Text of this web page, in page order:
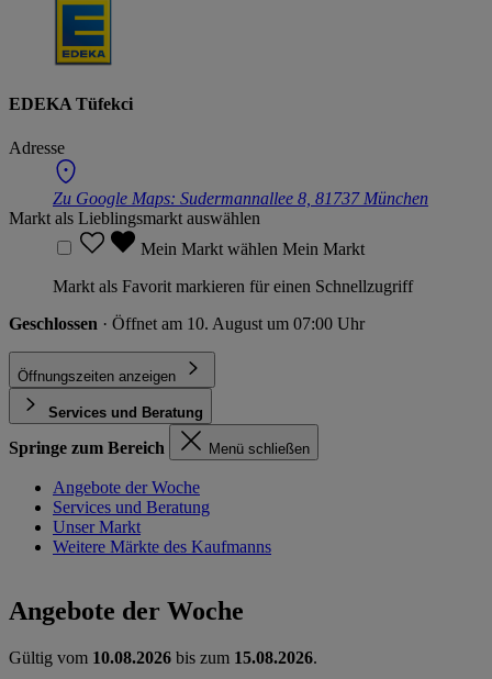
EDEKA Tüfekci
Adresse
Zu Google Maps: Sudermannallee 8, 81737 München
Markt als Lieblingsmarkt auswählen
Mein Markt wählen Mein Markt
Markt als Favorit markieren für einen Schnellzugriff
Geschlossen · Öffnet am 10. August um 07:00 Uhr
Öffnungszeiten anzeigen
Services und Beratung
Springe zum Bereich Menü schließen
Angebote der Woche
Services und Beratung
Unser Markt
Weitere Märkte des Kaufmanns
Angebote der Woche
Gültig vom 10.08.2026 bis zum 15.08.2026.